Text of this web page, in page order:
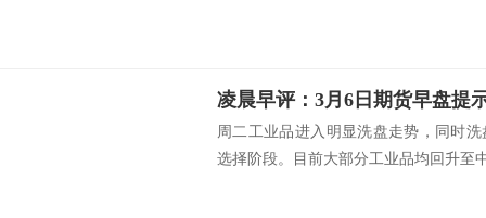
凌晨早评：3月6日期货早盘提
周二工业品进入明显洗盘走势，同时
选择阶段。目前大部分工业品均回升至